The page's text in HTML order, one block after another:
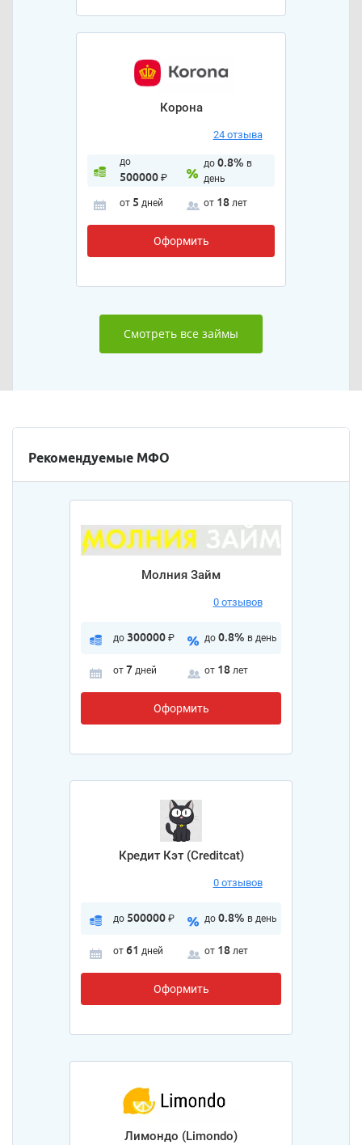
Корона
24 отзыва
до
500000₽
до 0.8% в
день
от 5 дней от 18 лет
Оформить
Смотреть все займы
Рекомендуемые МФО
Молния Займ
0 отзывов
до 300000 ₽ до 0.8% в день
от 7 дней от 18 лет
Оформить
Кредит Кэт (Creditcat)
0 отзывов
до 500000 ₽ до 0.8% в день
от 61 дней от 18 лет
Оформить
Лимондо (Limondo)